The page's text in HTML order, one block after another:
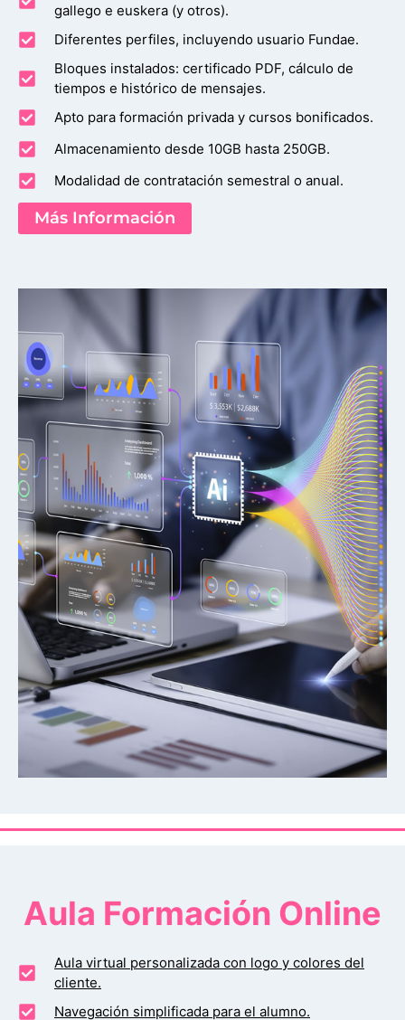
gallego e euskera (y otros).
Diferentes perfiles, incluyendo usuario Fundae.
Bloques instalados: certificado PDF, cálculo de
tiempos e histórico de mensajes.
Apto para formación privada y cursos bonificados.
Almacenamiento desde 10GB hasta 250GB.
Modalidad de contratación semestral o anual.
Más Información
Aula Formación Online
Aula virtual personalizada con logo y colores del
cliente.
Navegación simplificada para el alumno.